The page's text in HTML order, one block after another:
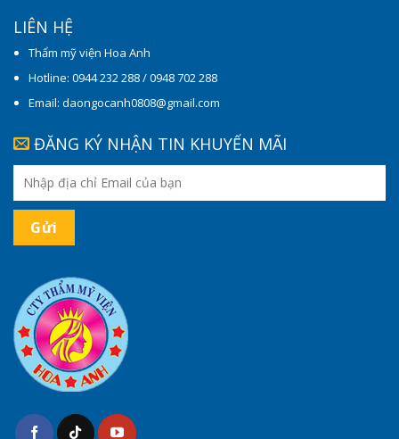
LIÊN HỆ
Thẩm mỹ viện Hoa Anh
Hotline: 0944 232 288 / 0948 702 288
Email: daongocanh0808@gmail.com
ĐĂNG KÝ NHẬN TIN KHUYẾN MÃI